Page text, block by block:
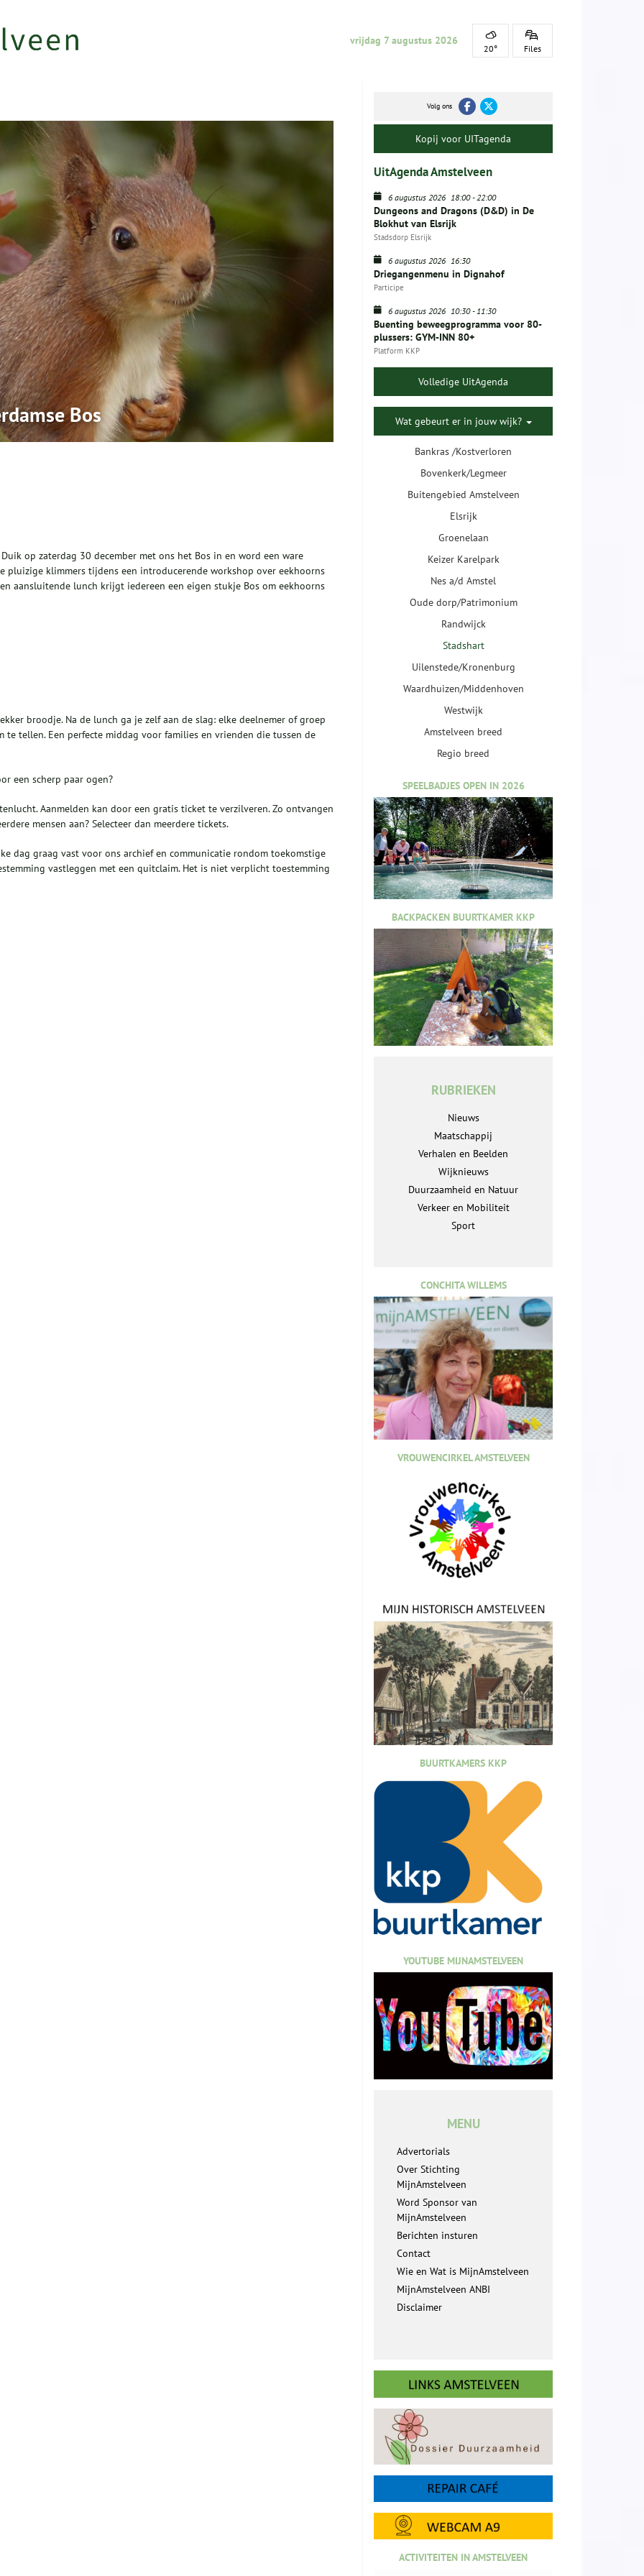
vrijdag 7 augustus 2026
20° Files
Bos
op zaterdag 30 december met ons het Bos in en word een ware
pluizige klimmers tijdens een introducerende workshop over eekhoorns
aansluitende lunch krijgt iedereen een eigen stukje Bos om eekhoorns
broodje. Na de lunch ga je zelf aan de slag: elke deelnemer of groep
te tellen. Een perfecte middag voor families en vrienden die tussen de
een scherp paar ogen?
Aanmelden kan door een gratis ticket te verzilveren. Zo ontvangen
mensen aan? Selecteer dan meerdere tickets.
dag graag vast voor ons archief en communicatie rondom toekomstige
vastleggen met een quitclaim. Het is niet verplicht toestemming
Volg ons
Kopij voor UITagenda
UitAgenda Amstelveen
6 augustus 2026 18:00-22:00
Dungeons and Dragons (D&D) in De
Blokhut van Elsrijk
Stadsdorp Elsrijk
6 augustus 2026 16:30
Driegangenmenu in Dignahof
Participe
6 augustus 2026 10:30-11:30
Buenting beweegprogramma voor 80-
plussers: GYM-INN 80+
Platform KKP
Volledige UitAgenda
Wat gebeurt er in jouw wijk?
Bankras /Kostverloren
Bovenkerk/Legmeer
Buitengebied Amstelveen
Elsrijk
Groenelaan
Keizer Karelpark
Nes a/d Amstel
Oude dorp/Patrimonium
Randwijck
Stadshart
Uilenstede/Kronenburg
Waardhuizen/Middenhoven
Westwijk
Amstelveen breed
Regio breed
SPEELBADJES OPEN IN 2026
BACKPACKEN BUURTKAMER KKP
RUBRIEKEN
Nieuws
Maatschappij
Verhalen en Beelden
Wijknieuws
Duurzaamheid en Natuur
Verkeer en Mobiliteit
Sport
CONCHITA WILLEMS
VROUWENCIRKEL AMSTELVEEN
BUURTKAMERS KKP
YOUTUBE MIJNAMSTELVEEN
MENU
Advertorials
Over Stichting
MijnAmstelveen
Word Sponsor van
MijnAmstelveen
Berichten insturen
Contact
Wie en Wat is MijnAmstelveen
MijnAmstelveen ANBI
Disclaimer
ACTIVITEITEN IN AMSTELVEEN